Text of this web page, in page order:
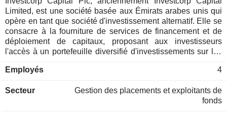
Limited, est une société basée aux Émirats arabes unis qui
opère en tant que société d'investissement alternatif. Elle se
consacre à la fourniture de services de financement et de
déploiement de capitaux, proposant aux investisseurs
l'accès à un portefeuille diversifié d'investissements sur les
des secteurs tels que l'immobilier, les instruments de crédit
dividendes, des revenus locatifs, des commissions de
Employés 4
Secteur
Gestion des placements et exploitants de
fonds